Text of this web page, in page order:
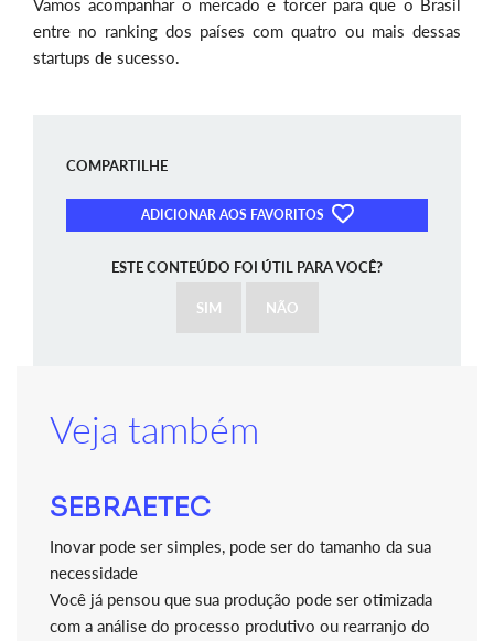
entre no ranking dos países com quatro ou mais dessas
startups de sucesso.
COMPARTILHE
ADICIONAR AOS FAVORITOS
ESTE CONTEÚDO FOI ÚTIL PARA VOCÊ?
SIM NÃO
Veja também
SEBRAETEC
Inovar pode ser simples, pode ser do tamanho da sua
necessidade
Você já pensou que sua produção pode ser otimizada
com a análise do processo produtivo ou rearranjo do